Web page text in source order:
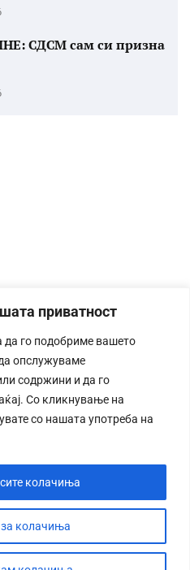
приватност
го подобриме вашето
опслужуваме
содржини и да го
Со кликнување на
со нашата употреба на
колачиња
колачиња
СДСМ сам си призна